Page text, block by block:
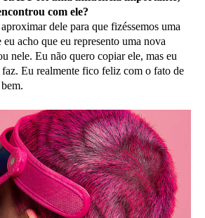
com ele?
dele para que fizéssemos uma
acho que eu represento uma nova
nele. Eu não quero copiar ele, mas eu
faz. Eu realmente fico feliz com o fato de